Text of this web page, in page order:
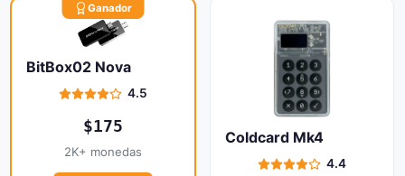
Ganador
BitBox02 Nova
4.5
$175
2K+ monedas
Coldcard Mk4
4.4